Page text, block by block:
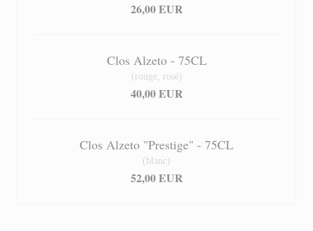
26,00 EUR
Clos Alzeto - 75CL
(rouge, rosé)
40,00 EUR
Clos Alzeto "Prestige" - 75CL
(blanc)
52,00 EUR